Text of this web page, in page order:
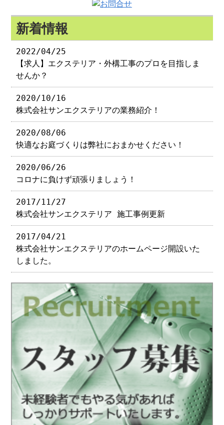
新着情報
2022/04/25
【求人】エクステリア・外構工事のプロを目指しま
せんか？
2020/10/16
株式会社サンエクステリアの業務紹介！
2020/08/06
快適なお庭づくりは弊社におまかせください！
2020/06/26
コロナに負けず頑張りましょう！
2017/11/27
株式会社サンエクステリア 施工事例更新
2017/04/21
株式会社サンエクステリアのホームページ開設いた
しました。